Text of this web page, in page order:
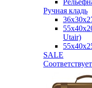
Ручная кладь
Utair)
SALE